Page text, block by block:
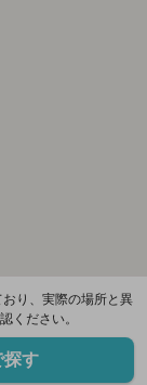
り、実際の場所と異
ください。
探す